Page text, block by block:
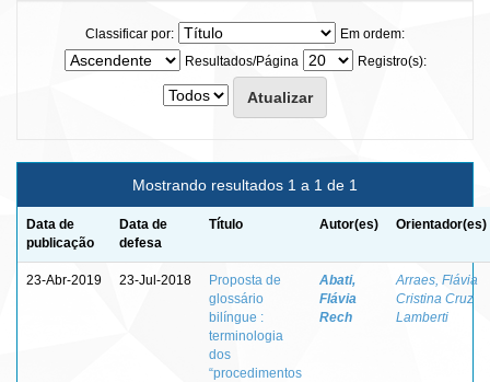
Classificar por:
Em ordem:
Resultados/Página
Registro(s):
Mostrando resultados 1 a 1 de 1
Data de
publicação
Data de
defesa
Título Autor(es) Orientador(es)
23-Abr-2019 23-Jul-2018
Proposta de
glossário
bilíngue :
terminologia
dos
“procedimentos
Abati,
Flávia
Rech
Arraes, Flávia
Cristina Cruz
Lamberti